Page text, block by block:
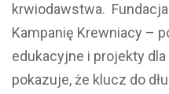
krwiodawstwa.
Kampanię Krewniacy –
edukacyjne i projekty
pokazuje, że klucz do